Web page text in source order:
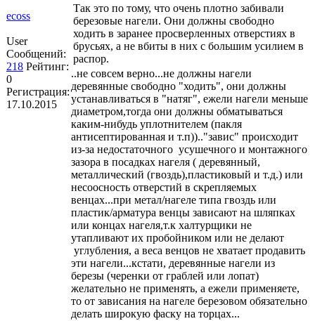
ecoss
User
Сообщений:
218 Рейтинг:
0
Регистрация:
17.10.2015
Так это по тому, что очень плотно забивали
березовые нагели. Они должны свободно
ходить в заранее просверленных отверстиях в
брусьях, а не вбиты в них с большим усилием в
распор.
..не совсем верно...не должны нагели
деревянные свободно "ходить", они должны
устанавливаться в "натяг", ежели нагели меньше
диаметром,тогда они должны обматываться
каким-нибудь уплотнителем (пакля
антисептированная и т.п)).."завис" происходит
из-за недостаточного усушечного и монтажного
зазора в посадках нагеля ( деревянный,
металлический (гвоздь),пластиковый и т.д.) или
несоосность отверстий в скрепляемых
венцах...при метал/нагеле типа гвоздь или
пластик/арматура венцы зависают на шляпках
или концах нагеля,т.к халтурщики не
утапливают их пробойником или не делают
углубления, а веса венцов не хватает продавить
эти нагели...кстати, деревянные нагели из
березы (черенки от граблей или лопат)
желательно не применять, а ежели применяете,
то от зависания на нагеле березовом обязательно
делать широкую фаску на торцах...